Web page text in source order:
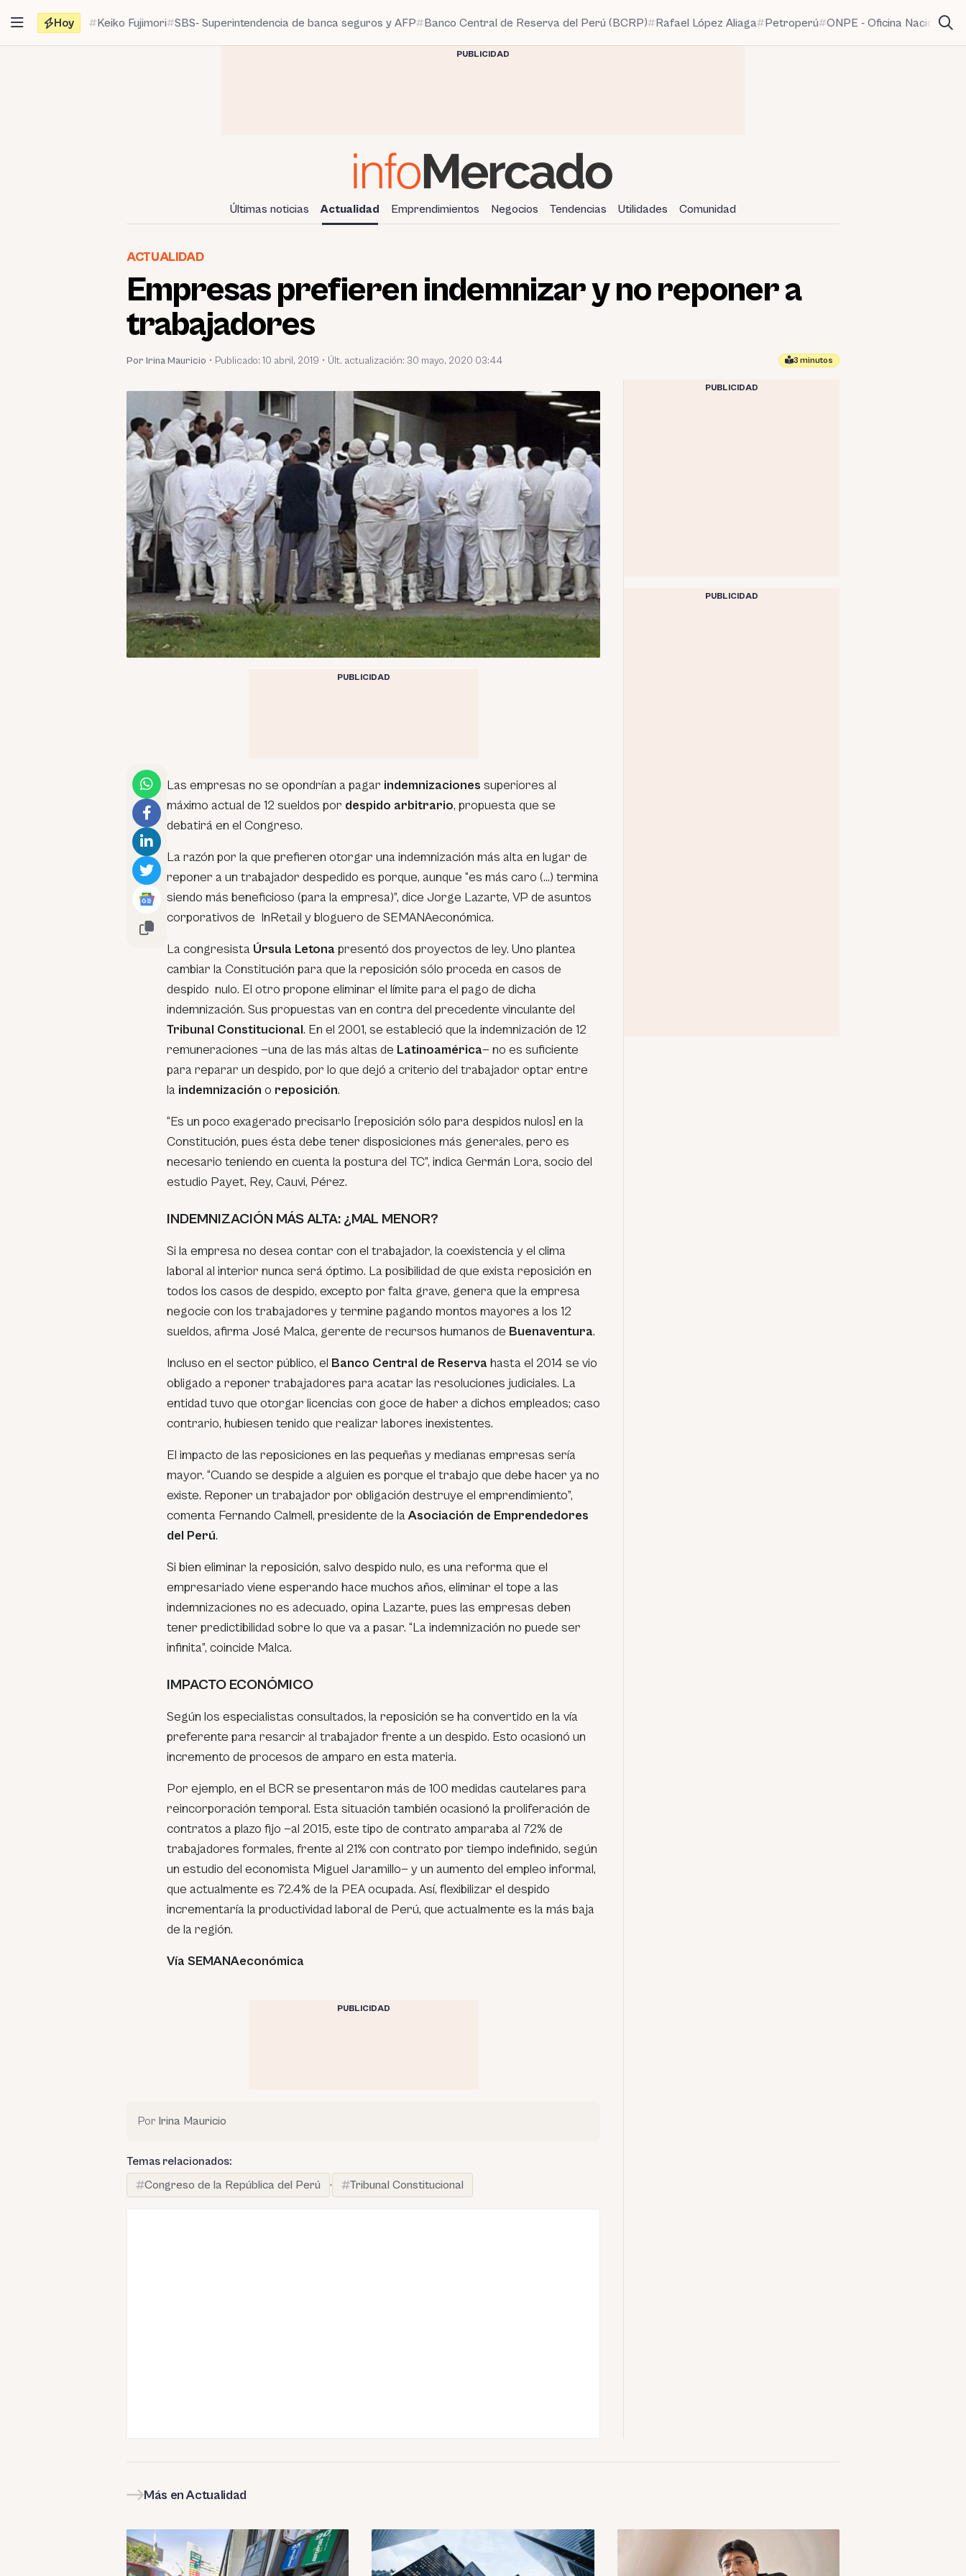
contenido
Hoy Keiko Fujimori SBS- Superintendencia de banca seguros y AFP Banco Central de Reserva del Perú (BCRP) Rafael López Aliaga Petroperú ONPE - Oficina Nacional
PUBLICIDAD
Últimas noticias Actualidad Emprendimientos Negocios Tendencias Utilidades Comunidad
ACTUALIDAD
Empresas prefieren indemnizar y no reponer a
trabajadores
Por Irina Mauricio • Publicado: 10 abril, 2019 • Últ. actualización: 30 mayo, 2020 03:44 3 minutos
PUBLICIDAD
Las empresas no se opondrían a pagar indemnizaciones superiores al
máximo actual de 12 sueldos por despido arbitrario, propuesta que se
debatirá en el Congreso.
La razón por la que prefieren otorgar una indemnización más alta en lugar de
reponer a un trabajador despedido es porque, aunque “es más caro (…) termina
siendo más beneficioso (para la empresa)”, dice Jorge Lazarte, VP de asuntos
corporativos de InRetail y bloguero de SEMANAeconómica.
La congresista Úrsula Letona presentó dos proyectos de ley. Uno plantea
cambiar la Constitución para que la reposición sólo proceda en casos de
despido nulo. El otro propone eliminar el límite para el pago de dicha
indemnización. Sus propuestas van en contra del precedente vinculante del
Tribunal Constitucional. En el 2001, se estableció que la indemnización de 12
remuneraciones —una de las más altas de Latinoamérica— no es suficiente
para reparar un despido, por lo que dejó a criterio del trabajador optar entre
la indemnización o reposición.
“Es un poco exagerado precisarlo [reposición sólo para despidos nulos] en la
Constitución, pues ésta debe tener disposiciones más generales, pero es
necesario teniendo en cuenta la postura del TC”, indica Germán Lora, socio del
estudio Payet, Rey, Cauvi, Pérez.
INDEMNIZACIÓN MÁS ALTA: ¿MAL MENOR?
Si la empresa no desea contar con el trabajador, la coexistencia y el clima
laboral al interior nunca será óptimo. La posibilidad de que exista reposición en
todos los casos de despido, excepto por falta grave, genera que la empresa
negocie con los trabajadores y termine pagando montos mayores a los 12
sueldos, afirma José Malca, gerente de recursos humanos de Buenaventura.
Incluso en el sector público, el Banco Central de Reserva hasta el 2014 se vio
obligado a reponer trabajadores para acatar las resoluciones judiciales. La
entidad tuvo que otorgar licencias con goce de haber a dichos empleados; caso
contrario, hubiesen tenido que realizar labores inexistentes.
El impacto de las reposiciones en las pequeñas y medianas empresas sería
mayor. “Cuando se despide a alguien es porque el trabajo que debe hacer ya no
existe. Reponer un trabajador por obligación destruye el emprendimiento”,
comenta Fernando Calmell, presidente de laAsociación de Emprendedores
del Perú.
Si bien eliminar la reposición, salvo despido nulo, es una reforma que el
empresariado viene esperando hace muchos años, eliminar el tope a las
indemnizaciones no es adecuado, opina Lazarte, pues las empresas deben
tener predictibilidad sobre lo que va a pasar. “La indemnización no puede ser
infinita”, coincide Malca.
IMPACTO ECONÓMICO
Según los especialistas consultados, la reposición se ha convertido en la vía
preferente para resarcir al trabajador frente a un despido. Esto ocasionó un
incremento de procesos de amparo en esta materia.
Por ejemplo, en el BCR se presentaron más de 100 medidas cautelares para
reincorporación temporal. Esta situación también ocasionó la proliferación de
contratos a plazo fijo —al 2015, este tipo de contrato amparaba al 72% de
trabajadores formales, frente al 21% con contrato por tiempo indefinido, según
un estudio del economista Miguel Jaramillo— y un aumento del empleo informal,
que actualmente es 72.4% de la PEA ocupada. Así, flexibilizar el despido
incrementaría la productividad laboral de Perú, que actualmente es la más baja
de la región.
Vía SEMANAeconómica
PUBLICIDAD
Por Irina Mauricio
Temas relacionados:
Congreso de la República del Perú
· Tribunal Constitucional
PUBLICIDAD
PUBLICIDAD
Más en Actualidad